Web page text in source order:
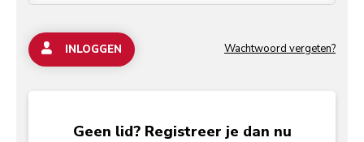
INLOGGEN Wachtwoord vergeten?
Geen lid? Registreer je dan nu